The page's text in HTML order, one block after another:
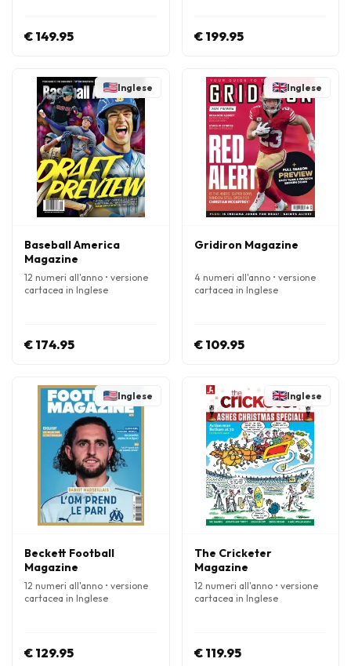
€ 149.95 € 199.95
Inglese
Baseball America
Magazine
12 numeri all'anno • versione
cartacea in Inglese
€ 174.95
Inglese
Gridiron Magazine
4 numeri all'anno • versione
cartacea in Inglese
€ 109.95
Inglese
Beckett Football
Magazine
12 numeri all'anno • versione
cartacea in Inglese
€ 129.95
Inglese
The Cricketer
Magazine
12 numeri all'anno • versione
cartacea in Inglese
€ 119.95